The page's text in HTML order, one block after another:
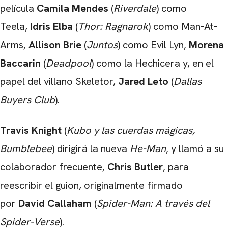
película Camila Mendes (Riverdale) como
Teela, Idris Elba (Thor: Ragnarok) como Man-At-
Arms, Allison Brie (Juntos) como Evil Lyn, Morena
Baccarin (Deadpool) como la Hechicera y, en el
papel del villano Skeletor, Jared Leto (Dallas
Buyers Club).
Travis Knight (Kubo y las cuerdas mágicas,
Bumblebee) dirigirá la nueva He-Man, y llamó a su
colaborador frecuente, Chris Butler, para
reescribir el guion, originalmente firmado
por David Callaham (Spider-Man: A través del
Spider-Verse).